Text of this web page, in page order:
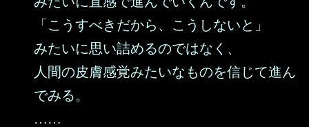
「こうすべきだから、こうしないと」
みたいに思い詰めるのではなく、
人間の皮膚感覚みたいなものを信じて進ん
でみる。
……